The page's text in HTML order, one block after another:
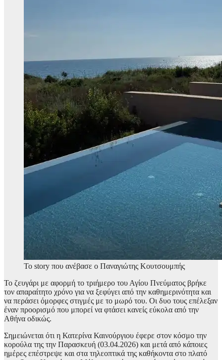
Το story που ανέβασε ο Παναγιώτης Κουτσουμπής
Το ζευγάρι με αφορμή το τριήμερο του Αγίου Πνεύματος βρήκε
τον απαραίτητο χρόνο για να ξεφύγει από την καθημερινότητα και
να περάσει όμορφες στιγμές με το μωρό του. Οι δυο τους επέλεξαν
έναν προορισμό που μπορεί να φτάσει κανείς εύκολα από την
Αθήνα οδικώς.
Σημειώνεται ότι η Κατερίνα Καινούργιου έφερε στον κόσμο την
κορούλα της την Παρασκευή (03.04.2026) και μετά από κάποιες
ημέρες επέστρεψε και στα τηλεοπτικά της καθήκοντα στο πλατό